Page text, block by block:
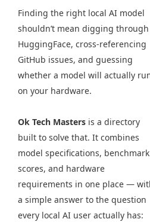
Finding the right local AI model
shouldn’t mean digging through
HuggingFace, cross-referencing
GitHub issues, and guessing
whether a model will actually
on your hardware.
Ok Tech Masters is a directory
built to solve that. It combines
model specifications, benchmark
scores, and hardware
requirements in one place —
a simple answer to the question
every local AI user actually has: